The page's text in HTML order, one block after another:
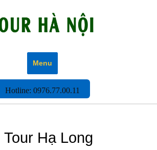
Menu
Hotline: 0976.77.00.11
0976.77.00.11
Tour Hạ Long